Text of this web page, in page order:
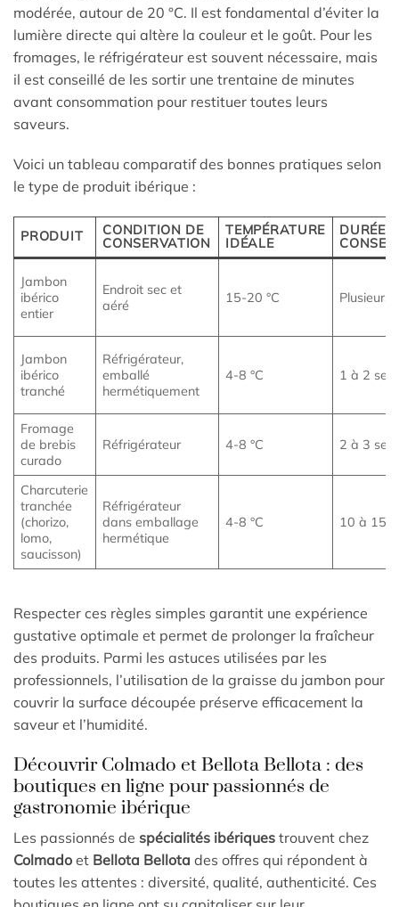
modérée, autour de 20 °C. Il est fondamental d’éviter la
lumière directe qui altère la couleur et le goût. Pour les
fromages, le réfrigérateur est souvent nécessaire, mais
il est conseillé de les sortir une trentaine de minutes
avant consommation pour restituer toutes leurs
saveurs.
Voici un tableau comparatif des bonnes pratiques selon
le type de produit ibérique :
PRODUIT
CONDITION DE
CONSERVATION
TEMPÉRATURE
IDÉALE
DURÉE
Jambon
ibérico
entier
Endroit sec et
aéré
15-20 °C Plusieurs
Jambon
ibérico
tranché
Réfrigérateur,
emballé
hermétiquement
4-8 °C 1 à 2
Fromage
de brebis
curado
Réfrigérateur 4-8 °C 2 à 3
Charcuterie
tranchée
(chorizo,
lomo,
saucisson)
Réfrigérateur
dans emballage
hermétique
4-8 °C 10 à 15
Respecter ces règles simples garantit une expérience
gustative optimale et permet de prolonger la fraîcheur
des produits. Parmi les astuces utilisées par les
professionnels, l’utilisation de la graisse du jambon pour
couvrir la surface découpée préserve efficacement la
saveur et l’humidité.
Découvrir Colmado et Bellota Bellota : des
boutiques en ligne pour passionnés de
gastronomie ibérique
Les passionnés de spécialités ibériques trouvent chez
Colmado et Bellota Bellota des offres qui répondent à
toutes les attentes : diversité, qualité, authenticité. Ces